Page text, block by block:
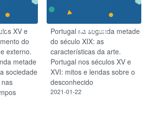
XV e
do
externo.
metade
sociedade
Aula 22
Portugal na segunda metade
do século XIX: as
características da arte.
Portugal nos séculos XV e
XVI: mitos e lendas sobre o
desconhecido
2021-01-22